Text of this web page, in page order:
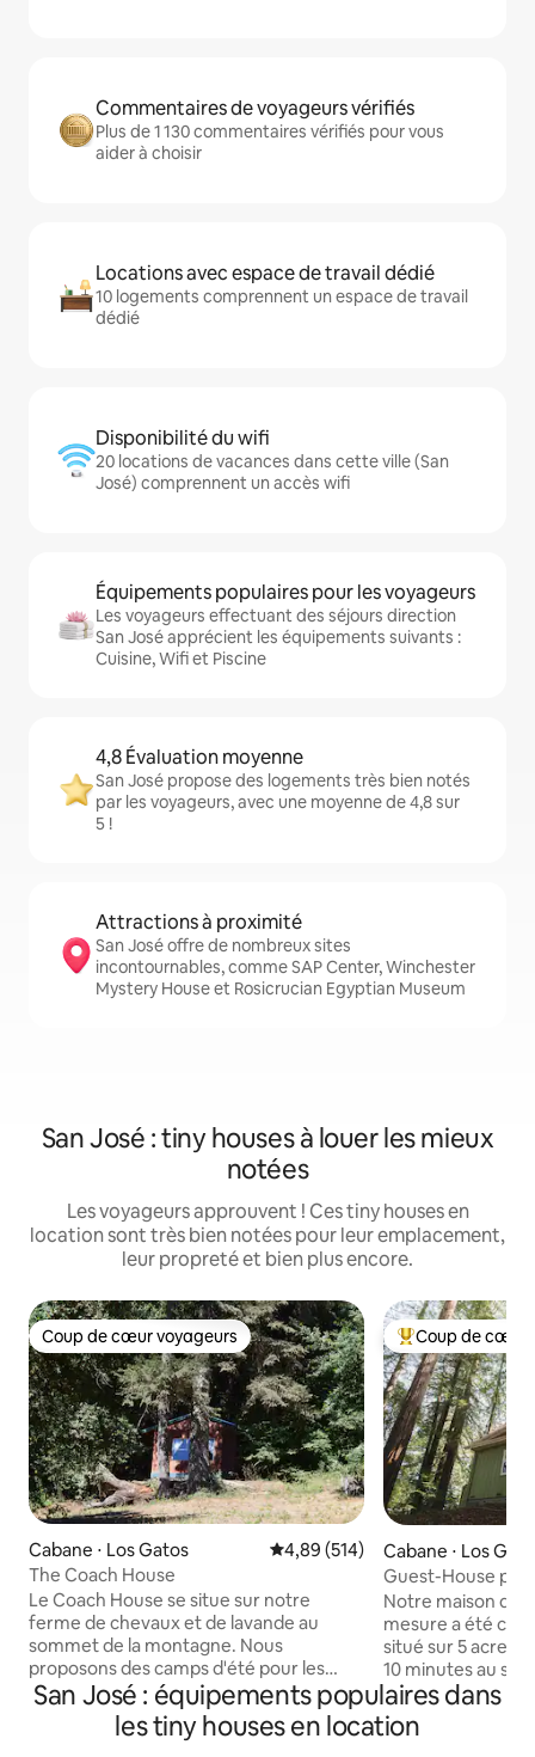
Commentaires de voyageurs vérifiés
Plus de 1 130 commentaires vérifiés pour vous
aider à choisir
Locations avec espace de travail dédié
10 logements comprennent un espace de travail
dédié
Disponibilité du wifi
20 locations de vacances dans cette ville (San
José) comprennent un accès wifi
Équipements populaires pour les voyageurs
Les voyageurs effectuant des séjours direction
San José apprécient les équipements suivants :
Cuisine, Wifi et Piscine
4,8 Évaluation moyenne
San José propose des logements très bien notés
par les voyageurs, avec une moyenne de 4,8 sur
5 !
Attractions à proximité
San José offre de nombreux sites
incontournables, comme SAP Center, Winchester
Mystery House et Rosicrucian Egyptian Museum
San José : tiny houses à louer les mieux
notées
Les voyageurs approuvent ! Ces tiny houses en
location sont très bien notées pour leur emplacement,
leur propreté et bien plus encore.
Coup de cœur voyageurs
Coup de cœur voyageurs
Cabane ⋅ Los Gatos Évaluation moyenne sur la
4,89 (514)
The Coach House
Le Coach House se situe sur notre
ferme de chevaux et de lavande au
sommet de la montagne. Nous
proposons des camps d'été pour les
jeunes, nous sommes donc aménagés
pour des aventures et des activités de
plein air amusantes. Amusez-vous avec
Coups de cœur
Coup de cœur
Cabane ⋅ Los
Guest-House
Notre maison
mesure a été
situé sur 5 acres
10 minutes au
minutes de Santa Cruz.
accès facile aux
pédestre et
San José : équipements populaires dans
les tiny houses en location